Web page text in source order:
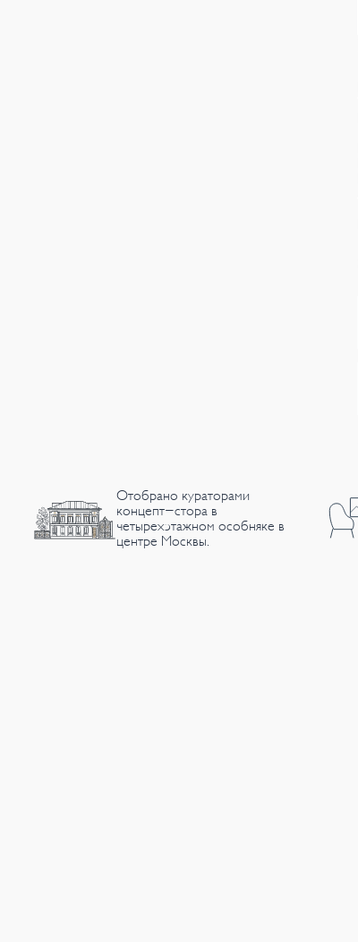
Отобрано кураторами
концепт-стора в
четырехэтажном особняке в
центре Москвы.